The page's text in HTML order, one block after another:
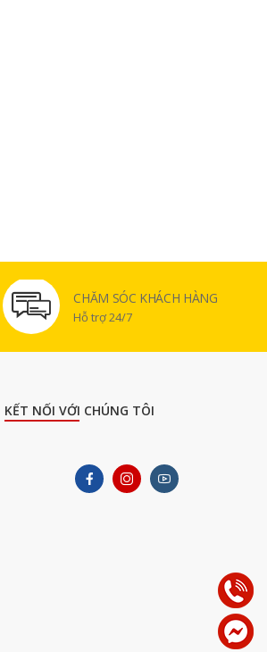
CHĂM SÓC KHÁCH HÀNG
Hỗ trợ 24/7
KẾT NỐI VỚI CHÚNG TÔI